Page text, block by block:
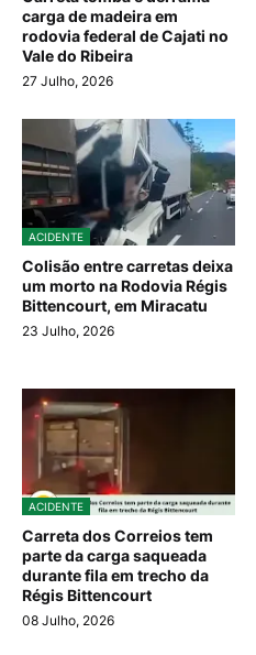
carga de madeira em
rodovia federal de Cajati no
Vale do Ribeira
27 Julho, 2026
ACIDENTE
Colisão entre carretas deixa
um morto na Rodovia Régis
Bittencourt, em Miracatu
23 Julho, 2026
ACIDENTE
Carreta dos Correios tem
parte da carga saqueada
durante fila em trecho da
Régis Bittencourt
08 Julho, 2026